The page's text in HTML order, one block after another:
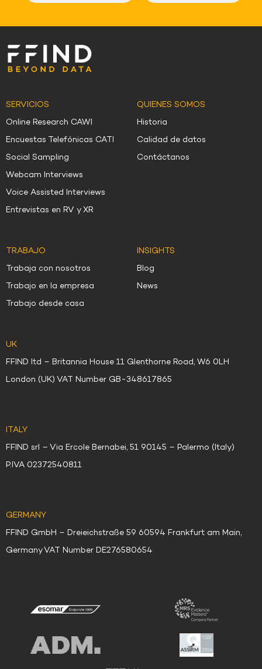
SERVICIOS
Online Research CAWI
Encuestas Telefónicas CATI
Social Sampling
Webcam Interviews
Voice Assisted Interviews
Entrevistas en RV y XR
QUIENES SOMOS
Historia
Calidad de datos
Contáctanos
TRABAJO
Trabaja con nosotros
Trabajo en la empresa
Trabajo desde casa
INSIGHTS
Blog
News
UK
FFIND ltd – Britannia House 11 Glenthorne Road, W6 0LH
London (UK) VAT Number GB-348617865
ITALY
FFIND srl – Via Ercole Bernabei, 51 90145 – Palermo (Italy)
P.IVA 02372540811
GERMANY
FFIND GmbH – Dreieichstraße 59 60594 Frankfurt am Main,
Germany VAT Number DE276580654